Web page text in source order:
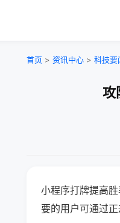
首页 > 资讯中心 > 科技要
攻
小程序打牌提高
要的用户可通过正